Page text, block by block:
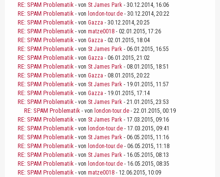
RE: SPAM Problematik - von St James Park - 30.12.2014, 16:06
RE: SPAM Problematik - von london-tour.de - 30.12.2014, 20:22
RE: SPAM Problematik - von Gazza - 30.12.2014, 20:25
RE: SPAM Problematik - von matze0018 - 02.01.2015, 17:26
RE: SPAM Problematik - von Gazza - 02.01.2015, 18:04
RE: SPAM Problematik - von St James Park - 06.01.2015, 16:55
RE: SPAM Problematik - von Gazza - 06.01.2015, 21:02
RE: SPAM Problematik - von St James Park - 08.01.2015, 18:51
RE: SPAM Problematik - von Gazza - 08.01.2015, 20:22
RE: SPAM Problematik - von St James Park - 19.01.2015, 11:57
RE: SPAM Problematik - von Gazza - 19.01.2015, 17:14
RE: SPAM Problematik - von St James Park - 21.01.2015, 23:53
RE: SPAM Problematik - von london-tour.de - 22.01.2015, 00:19
RE: SPAM Problematik - von St James Park - 17.03.2015, 09:16
RE: SPAM Problematik - von london-tour.de - 17.03.2015, 09:41
RE: SPAM Problematik - von St James Park - 06.05.2015, 11:16
RE: SPAM Problematik - von london-tour.de - 06.05.2015, 11:18
RE: SPAM Problematik - von St James Park - 16.05.2015, 08:13
RE: SPAM Problematik - von london-tour.de - 16.05.2015, 08:35
RE: SPAM Problematik - von matze0018 - 12.06.2015, 10:09